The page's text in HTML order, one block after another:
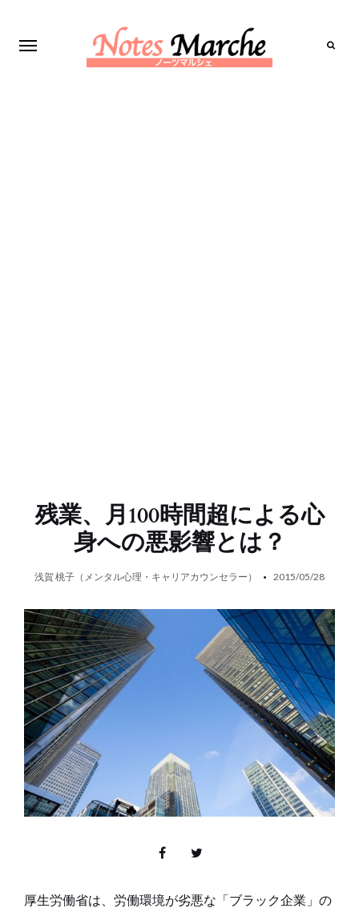
残業、月100時間超による心
身への悪影響とは？
浅賀 桃子（メンタル心理・キャリアカウンセラー） 2015/05/28
厚生労働省は、労働環境が劣悪な「ブラック企業」の